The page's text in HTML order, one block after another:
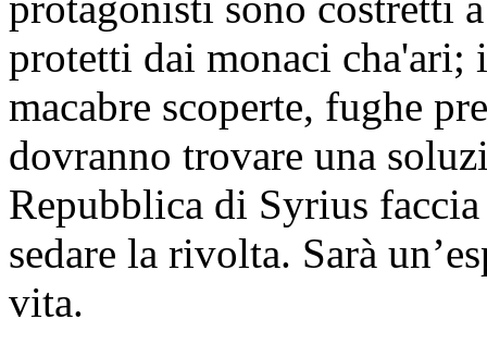
protetti dai monaci cha'ari;
macabre scoperte, fughe
dovranno trovare una
Repubblica di Syrius
sedare la rivolta. Sarà
vita.